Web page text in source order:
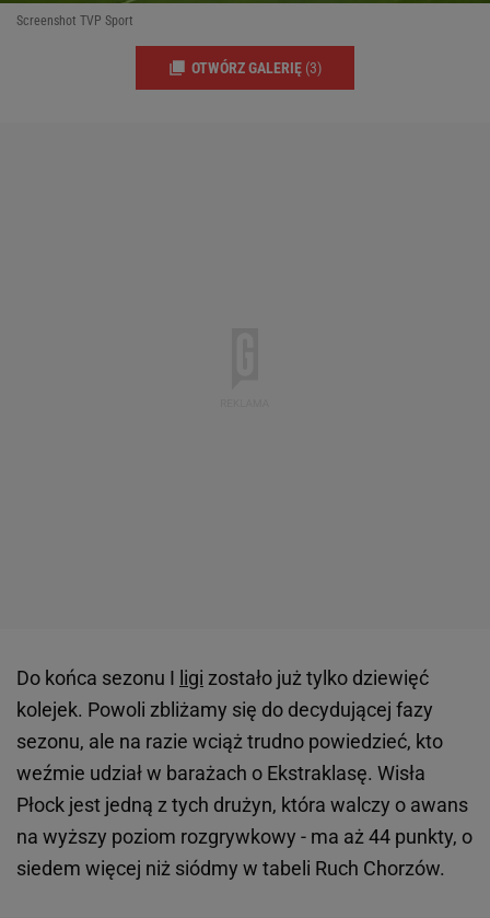
Screenshot TVP Sport
OTWÓRZ GALERIĘ (3)
Do końca sezonu I ligi zostało już tylko dziewięć
kolejek. Powoli zbliżamy się do decydującej fazy
sezonu, ale na razie wciąż trudno powiedzieć, kto
weźmie udział w barażach o Ekstraklasę. Wisła
Płock jest jedną z tych drużyn, która walczy o awans
na wyższy poziom rozgrywkowy - ma aż 44 punkty, o
siedem więcej niż siódmy w tabeli Ruch Chorzów.